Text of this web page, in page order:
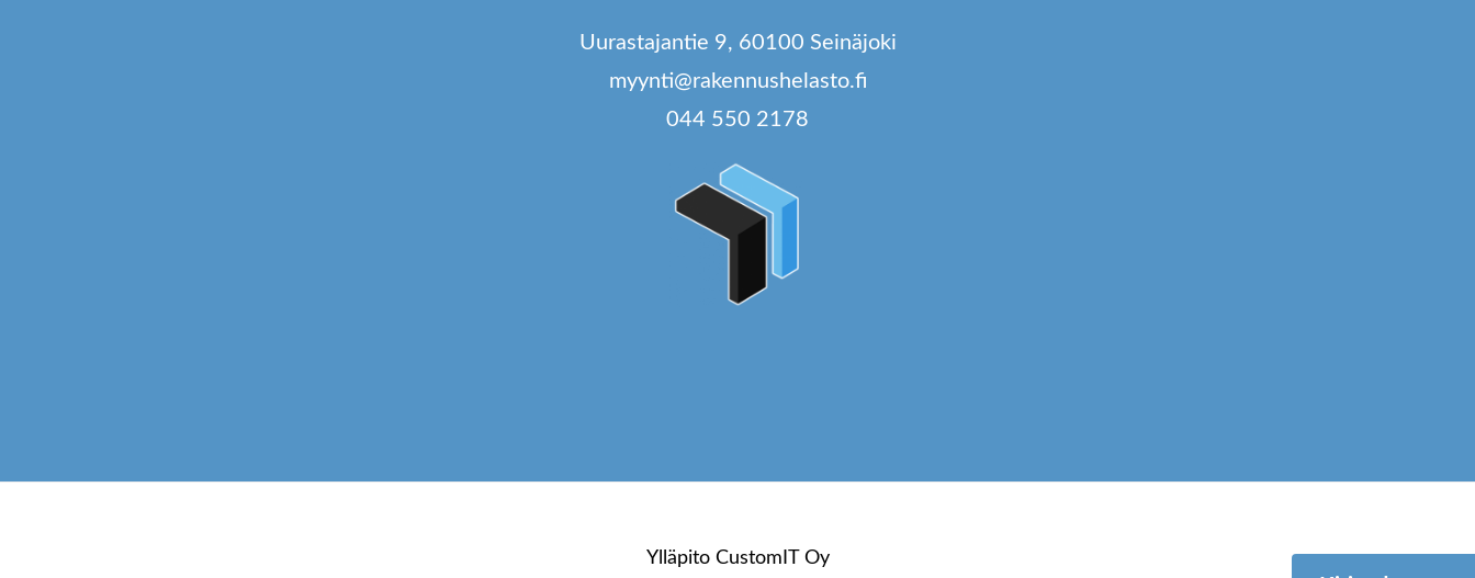
Uurastajantie 9, 60100 Seinäjoki
myynti@rakennushelasto.fi
044 550 2178
Ylläpito CustomIT Oy